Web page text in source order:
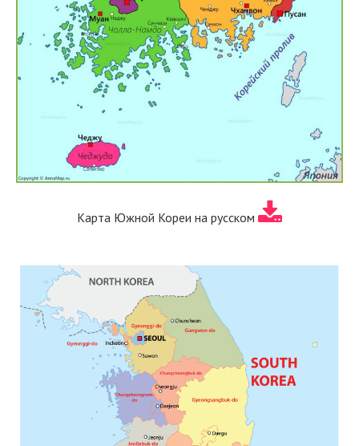
Карта Южной Кореи на русском